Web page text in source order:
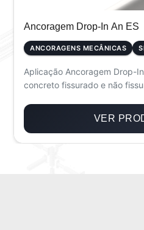
Ancoragem Drop-In An ES
ANCORAGENS MECÂNICAS
Aplicação Ancoragem Drop-
concreto fissurado e não
VER